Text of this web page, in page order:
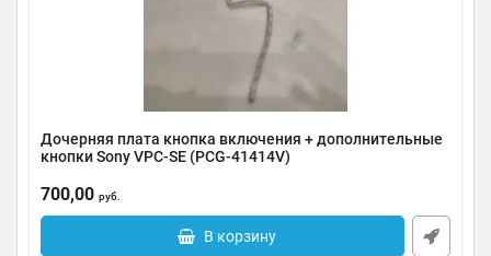
Дочерняя плата кнопка включения + дополнительные
кнопки Sony VPC-SE (PCG-41414V)
700,00 руб.
В корзину